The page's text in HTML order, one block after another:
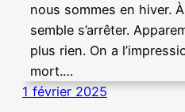
nous sommes en hiver.
semble s’arrêter.
plus rien. On a
mort.…
1 février 2025